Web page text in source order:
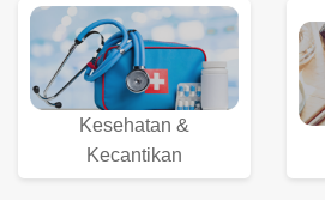
Kesehatan &
Kecantikan